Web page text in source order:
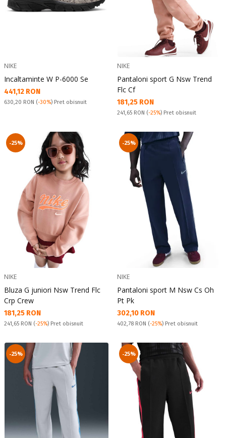
NIKE
Incaltaminte W P-6000 Se
Текуща цена:
441,12 RON
Pret obisnuit:
630,20 RON (-30%) Pret obisnuit
NIKE
Pantaloni sport G Nsw Trend
Flc Cf
Текуща цена:
181,25 RON
Pret obisnuit:
241,65 RON (-25%) Pret obisnuit
-25%
NIKE
Bluza G juniori Nsw Trend Flc
Crp Crew
Текуща цена:
181,25 RON
Pret obisnuit:
241,65 RON (-25%) Pret obisnuit
-25%
NIKE
Pantaloni sport M Nsw Cs Oh
Pt Pk
Текуща цена:
302,10 RON
Pret obisnuit:
402,78 RON (-25%) Pret obisnuit
-25% -25%